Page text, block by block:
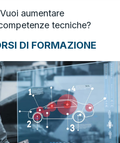
Vuoi aumentare
tecniche?
DI FORMAZIONE